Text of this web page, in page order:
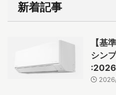
新着記事
【基
シン
:2026